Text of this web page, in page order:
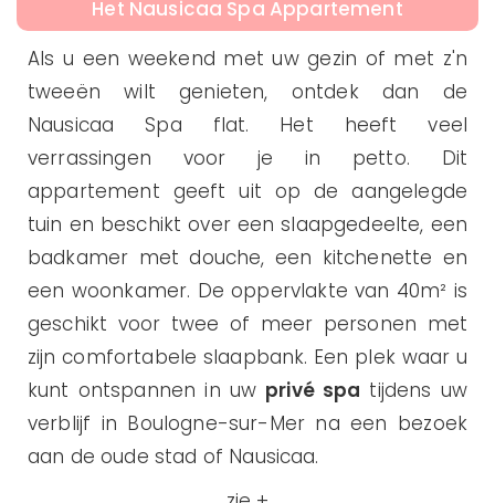
Het Nausicaa Spa Appartement
Als u een weekend met uw gezin of met z'n
tweeën wilt genieten, ontdek dan de
Nausicaa Spa flat. Het heeft veel
verrassingen voor je in petto. Dit
appartement geeft uit op de aangelegde
tuin en beschikt over een slaapgedeelte, een
badkamer met douche, een kitchenette en
een woonkamer. De oppervlakte van 40m² is
geschikt voor twee of meer personen met
zijn comfortabele slaapbank. Een plek waar u
kunt ontspannen in uw privé spa tijdens uw
verblijf in Boulogne-sur-Mer na een bezoek
aan de oude stad of Nausicaa.